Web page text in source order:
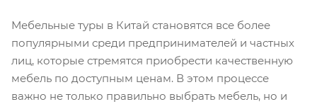
Мебельные туры в Китай становятся все более
популярными среди предпринимателей и частных
лиц, которые стремятся приобрести качественную
мебель по доступным ценам. В этом процессе
важно не только правильно выбрать мебель, но и